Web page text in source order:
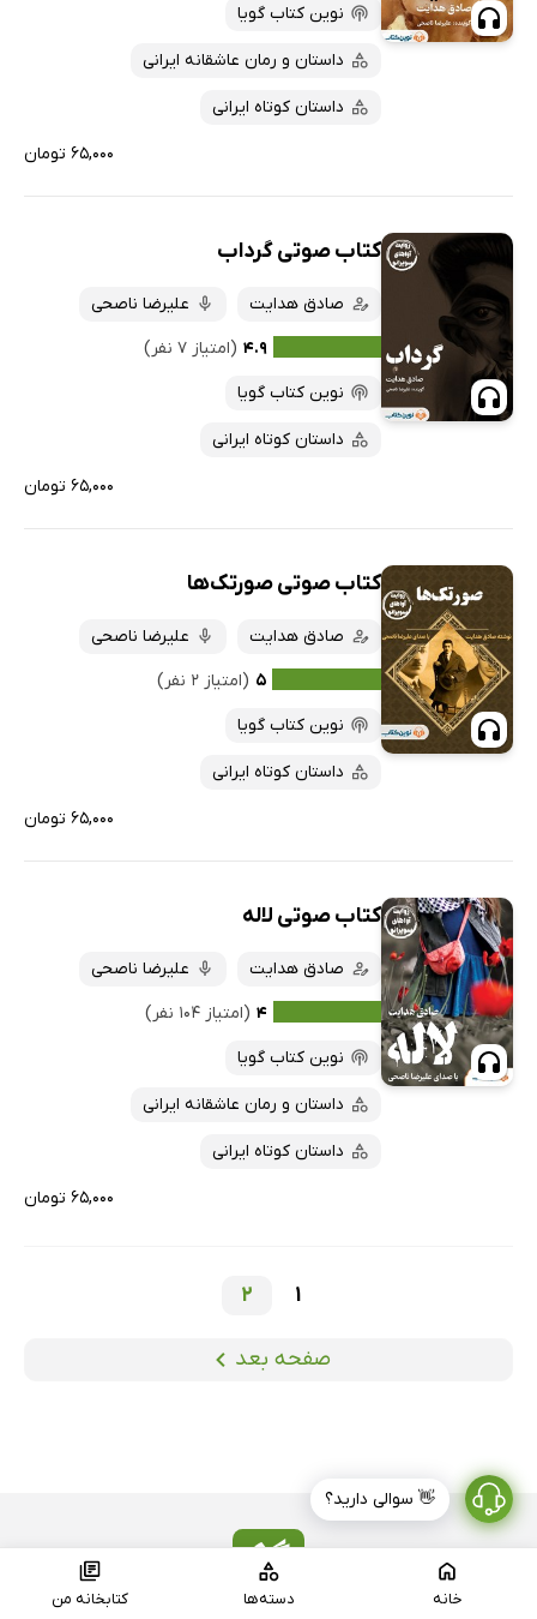
خانه دسته‌ها کتابخانه من
نوین کتاب گویا
داستان و رمان عاشقانه ایرانی
داستان کوتاه ایرانی
۶۵,۰۰۰ تومان
کتاب صوتی گرداب
صادق هدایت
علیرضا ناصحی
۴.۹ (امتیاز ۷ نفر)
نوین کتاب گویا
داستان کوتاه ایرانی
۶۵,۰۰۰ تومان
کتاب صوتی صورتک‌ها
صادق هدایت
علیرضا ناصحی
۵ (امتیاز ۲ نفر)
نوین کتاب گویا
داستان کوتاه ایرانی
۶۵,۰۰۰ تومان
کتاب صوتی لاله
صادق هدایت
علیرضا ناصحی
۴ (امتیاز ۱۰۴ نفر)
نوین کتاب گویا
داستان و رمان عاشقانه ایرانی
داستان کوتاه ایرانی
۶۵,۰۰۰ تومان
1
2
صفحه بعد
👋 سوالی دارید؟